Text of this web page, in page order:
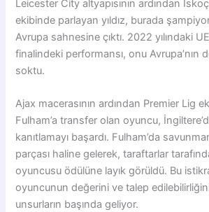
Leicester City altyapısının ardından
ekibinde parlayan yıldız, burada
Avrupa sahnesine çıktı. 2022 yılındaki
finalindeki performansı, onu Avrupa’nın
soktu.
Ajax macerasının ardından Premier Lig
Fulham’a transfer olan oyuncu,
kanıtlamayı başardı. Fulham’da
parçası haline gelerek, taraftarlar
oyuncusu ödülüne layık görüldü. Bu
oyuncunun değerini ve talep
unsurların başında geliyor.